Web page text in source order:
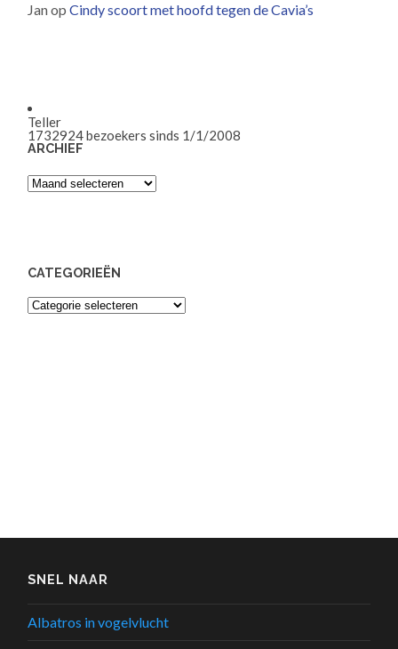
JanopCindy scoort met hoofd tegen de Cavia’s
Teller
1732924bezoekers sinds 1/1/2008
ARCHIEF
Archief
CATEGORIEËN
Categorieën
SNEL NAAR
Albatros in vogelvlucht